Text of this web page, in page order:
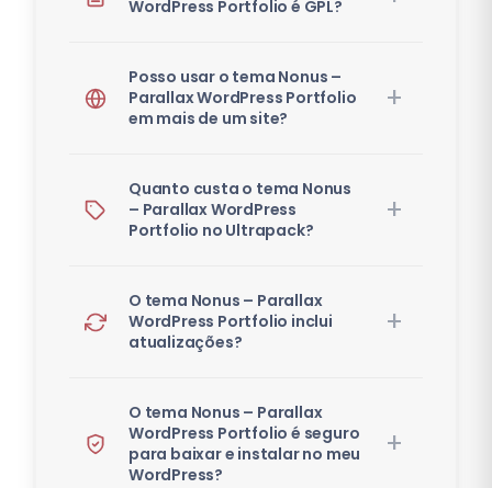
WordPress Portfolio é GPL?
Posso usar o tema Nonus –
Parallax WordPress Portfolio
em mais de um site?
Quanto custa o tema Nonus
– Parallax WordPress
Portfolio no Ultrapack?
O tema Nonus – Parallax
WordPress Portfolio inclui
atualizações?
O tema Nonus – Parallax
WordPress Portfolio é seguro
para baixar e instalar no meu
WordPress?